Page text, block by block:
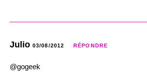
Julio 03/08/2012 RÉPONDRE
@gogeek